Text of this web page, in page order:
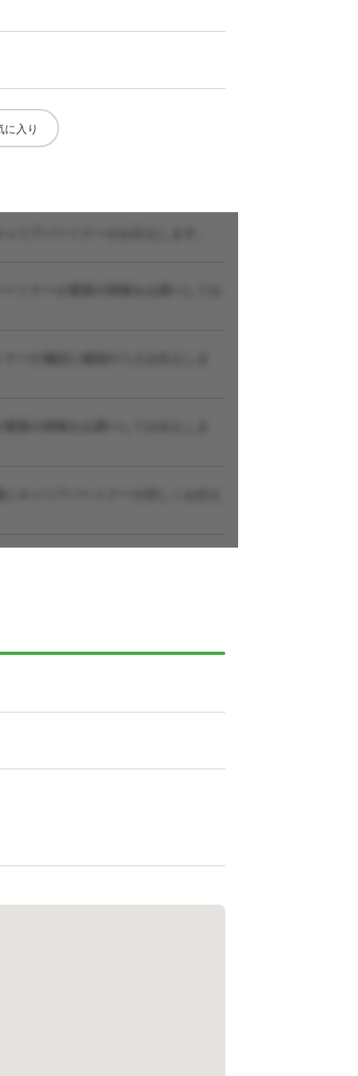
に入り
トナーが最新の情報をお調べしてお
ーが施設に確認のうえお伝えしま
新の情報をお調べしてお伝えしま
キャリアパートナーが詳しくお伝え